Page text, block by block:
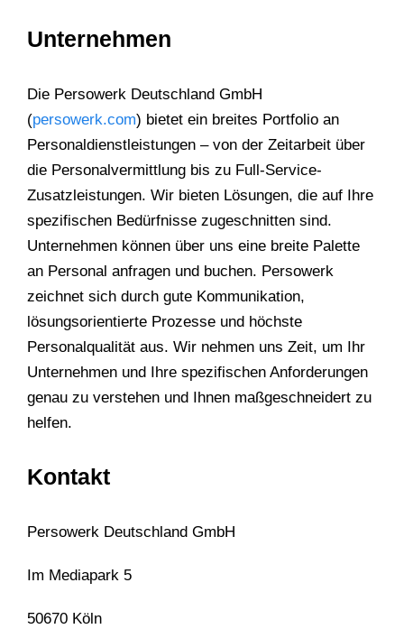
Unternehmen
Die Persowerk Deutschland GmbH
(persowerk.com) bietet ein breites Portfolio an
Personaldienstleistungen – von der Zeitarbeit über
die Personalvermittlung bis zu Full-Service-
Zusatzleistungen. Wir bieten Lösungen, die auf Ihre
spezifischen Bedürfnisse zugeschnitten sind.
Unternehmen können über uns eine breite Palette
an Personal anfragen und buchen. Persowerk
zeichnet sich durch gute Kommunikation,
lösungsorientierte Prozesse und höchste
Personalqualität aus. Wir nehmen uns Zeit, um Ihr
Unternehmen und Ihre spezifischen Anforderungen
genau zu verstehen und Ihnen maßgeschneidert zu
helfen.
Kontakt
Persowerk Deutschland GmbH
Im Mediapark 5
50670 Köln